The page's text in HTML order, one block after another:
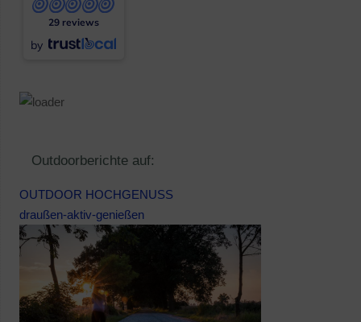
29 reviews
by
Outdoorberichte auf:
OUTDOOR HOCHGENUSS
draußen-aktiv-genießen